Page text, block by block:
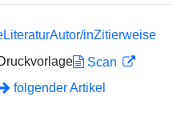
LiteraturAutor/inZitierweise
Scan
folgender Artikel